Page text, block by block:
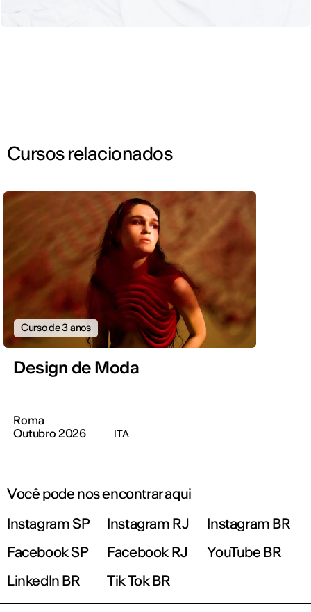
Cursos relacionados
Curso de 3 anos
Design de Moda
Roma
Outubro 2026
ITA
Você pode nos encontrar aqui
Instagram SP
Instagram RJ
Instagram BR
Facebook SP
Facebook RJ
YouTube BR
LinkedIn BR
Tik Tok BR